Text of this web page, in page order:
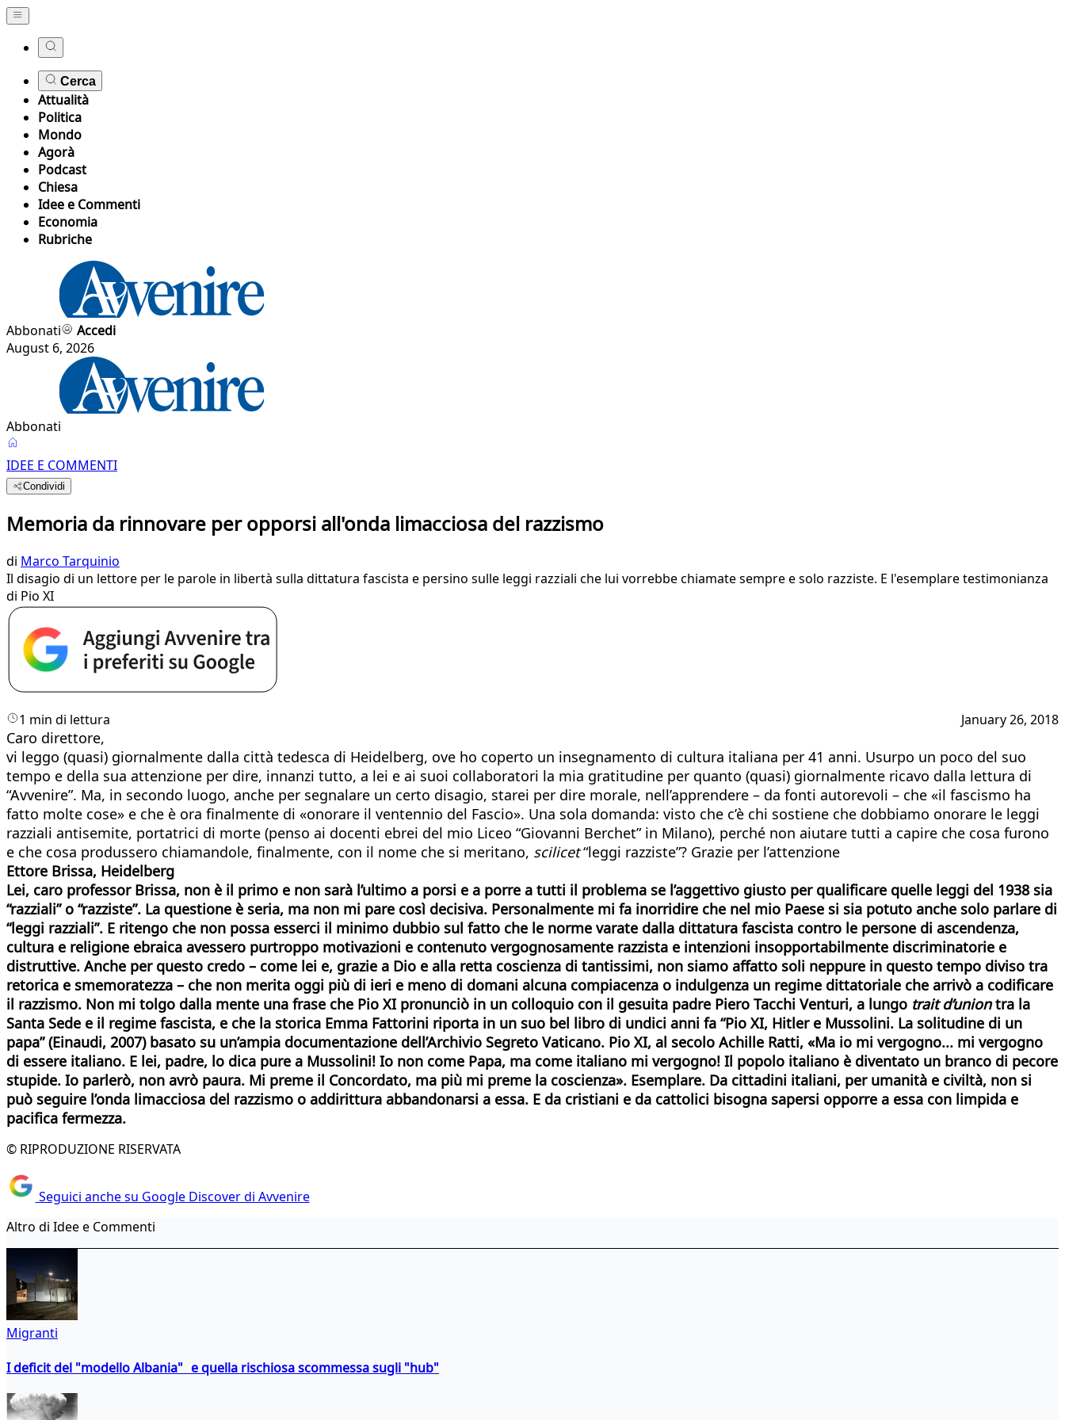
Cerca
Attualità
Politica
Mondo
Agorà
Podcast
Chiesa
Idee e Commenti
Economia
Rubriche
Abbonati
Accedi
August 6, 2026
Abbonati
IDEE E COMMENTI
Condividi
Memoria da rinnovare per opporsi all'onda limacciosa del razzismo
di Marco Tarquinio
Il disagio di un lettore per le parole in libertà sulla dittatura fascista e persino sulle leggi razziali che lui vorrebbe chiamate sempre e solo razziste. E l'esemplare testimonianza
di Pio XI
1 min di lettura January 26, 2018
Caro direttore,
vi leggo (quasi) giornalmente dalla città tedesca di Heidelberg, ove ho coperto un insegnamento di cultura italiana per 41 anni. Usurpo un poco del suo
tempo e della sua attenzione per dire, innanzi tutto, a lei e ai suoi collaboratori la mia gratitudine per quanto (quasi) giornalmente ricavo dalla lettura di
“Avvenire”. Ma, in secondo luogo, anche per segnalare un certo disagio, starei per dire morale, nell’apprendere – da fonti autorevoli – che «il fascismo ha
fatto molte cose» e che è ora finalmente di «onorare il ventennio del Fascio». Una sola domanda: visto che c’è chi sostiene che dobbiamo onorare le leggi
razziali antisemite, portatrici di morte (penso ai docenti ebrei del mio Liceo “Giovanni Berchet” in Milano), perché non aiutare tutti a capire che cosa furono
e che cosa produssero chiamandole, finalmente, con il nome che si meritano, scilicet“leggi razziste”? Grazie per l’attenzione
Ettore Brissa, Heidelberg
Lei, caro professor Brissa, non è il primo e non sarà l’ultimo a porsi e a porre a tutti il problema se l’aggettivo giusto per qualificare quelle leggi del 1938 sia
“razziali” o “razziste”. La questione è seria, ma non mi pare così decisiva. Personalmente mi fa inorridire che nel mio Paese si sia potuto anche solo parlare di
“leggi razziali”. E ritengo che non possa esserci il minimo dubbio sul fatto che le norme varate dalla dittatura fascista contro le persone di ascendenza,
cultura e religione ebraica avessero purtroppo motivazioni e contenuto vergognosamente razzista e intenzioni insopportabilmente discriminatorie e
distruttive. Anche per questo credo – come lei e, grazie a Dio e alla retta coscienza di tantissimi, non siamo affatto soli neppure in questo tempo diviso tra
retorica e smemoratezza – che non merita oggi più di ieri e meno di domani alcuna compiacenza o indulgenza un regime dittatoriale che arrivò a codificare
il razzismo. Non mi tolgo dalla mente una frase che Pio XI pronunciò in un colloquio con il gesuita padre Piero Tacchi Venturi, a lungo trait d’uniontra la
Santa Sede e il regime fascista, e che la storica Emma Fattorini riporta in un suo bel libro di undici anni fa “Pio XI, Hitler e Mussolini. La solitudine di un
papa” (Einaudi, 2007) basato su un’ampia documentazione dell’Archivio Segreto Vaticano. Pio XI, al secolo Achille Ratti, «Ma io mi vergogno... mi vergogno
di essere italiano. E lei, padre, lo dica pure a Mussolini! Io non come Papa, ma come italiano mi vergogno! Il popolo italiano è diventato un branco di pecore
stupide. Io parlerò, non avrò paura. Mi preme il Concordato, ma più mi preme la coscienza». Esemplare. Da cittadini italiani, per umanità e civiltà, non si
può seguire l’onda limacciosa del razzismo o addirittura abbandonarsi a essa. E da cristiani e da cattolici bisogna sapersi opporre a essa con limpida e
pacifica fermezza.
© RIPRODUZIONE RISERVATA
Seguici anche su Google Discover di Avvenire
Altro di Idee e Commenti
Migranti
I deficit del "modello Albania" e quella rischiosa scommessa sugli "hub"